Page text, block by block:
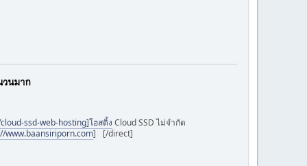
ssd-web-hosting]โฮสติ้ง Cloud SSD ไม่จำกัด
www.baansiriporn.com] [/direct]